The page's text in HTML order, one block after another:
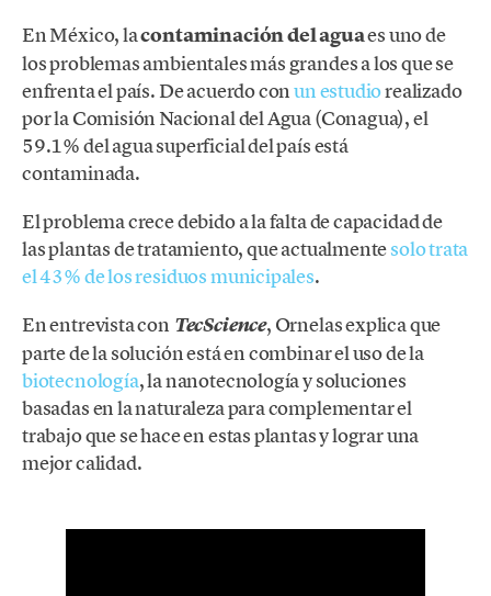
En México, lacontaminación del aguaes uno de
los problemas ambientales más grandes a los que se
enfrenta el país. De acuerdo conun estudiorealizado
por la Comisión Nacional del Agua (Conagua), el
59.1% del agua superficial del país está
contaminada.
El problema crece debido a la falta de capacidad de
las plantas de tratamiento, que actualmentesolo trata
el 43% de los residuos municipales.
En entrevista con TecScience, Ornelas explica que
parte de la solución está en combinar el uso de la
biotecnología, la nanotecnología y soluciones
basadas en la naturaleza para complementar el
trabajo que se hace en estas plantas y lograr una
mejor calidad.